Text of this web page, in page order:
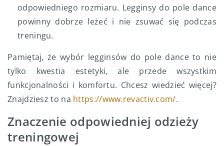
odpowiedniego rozmiaru. Legginsy do pole dance
powinny dobrze leżeć i nie zsuwać się podczas
treningu.
Pamiętaj, że wybór legginsów do pole dance to nie
tylko kwestia estetyki, ale przede wszystkim
funkcjonalności i komfortu. Chcesz wiedzieć więcej?
Znajdziesz to na https://www.revactiv.com/.
Znaczenie odpowiedniej odzieży
treningowej